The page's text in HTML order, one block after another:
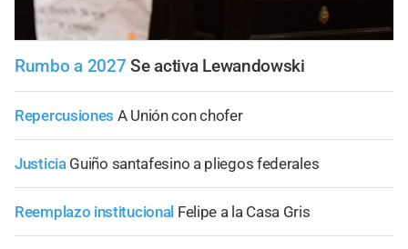
Rumbo a 2027 Se activa Lewandowski
Repercusiones A Unión con chofer
Justicia Guiño santafesino a pliegos federales
Reemplazo institucional Felipe a la Casa Gris